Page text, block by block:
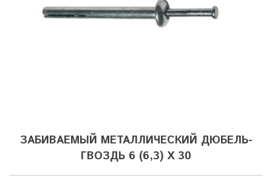
ЗАБИВАЕМЫЙ МЕТАЛЛИЧЕСКИЙ ДЮБЕЛЬ-
ГВОЗДЬ 6 (6,3) Х 30